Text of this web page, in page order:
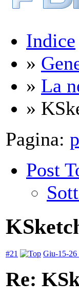
Indice
»
» La
»
Pagina:
Post
#21 Giu-15-26
Re: